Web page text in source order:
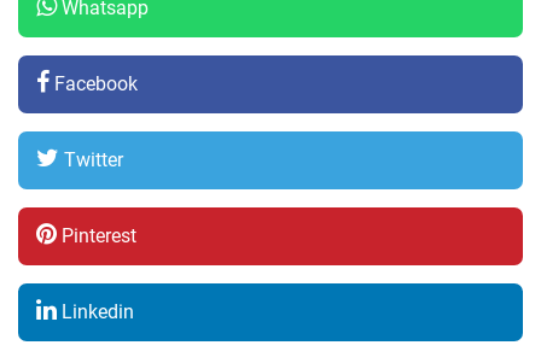
Whatsapp
Facebook
Twitter
Pinterest
Linkedin